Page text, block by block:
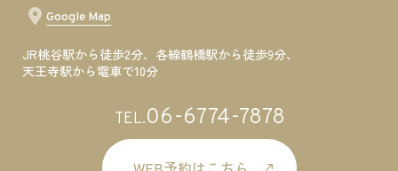
Google Map
JR桃谷駅から徒歩2分、各線鶴橋駅から徒歩9分、
天王寺駅から電車で10分
TEL.06-6774-7878